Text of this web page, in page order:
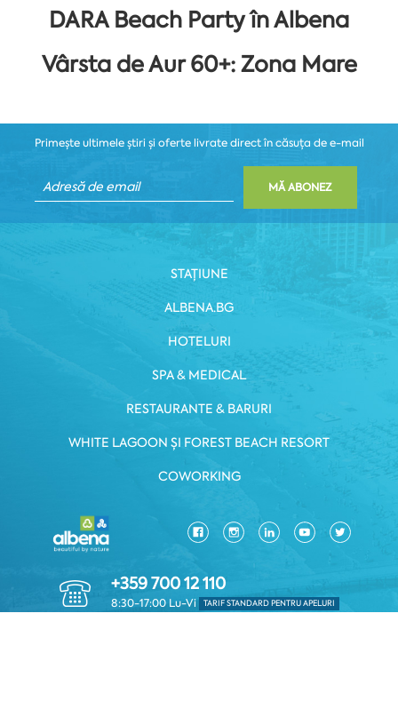
DARA Beach Party în Albena
Vârsta de Aur 60+: Zona Mare
Primește ultimele știri și oferte livrate direct în căsuța de e-mail
MĂ ABONEZ
STAȚIUNE
ALBENA.BG
HOTELURI
SPA & MEDICAL
RESTAURANTE & BARURI
WHITE LAGOON ȘI FOREST BEACH RESORT
COWORKING
+359 700 12 110
8:30-17:00 Lu-Vi TARIF STANDARD PENTRU APELURI